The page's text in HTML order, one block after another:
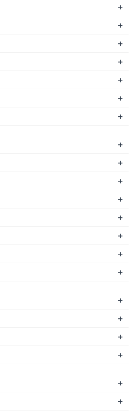
+
+
+
+
+
+
+
+
+
+
+
+
+
+
+
+
+
+
+
+
+